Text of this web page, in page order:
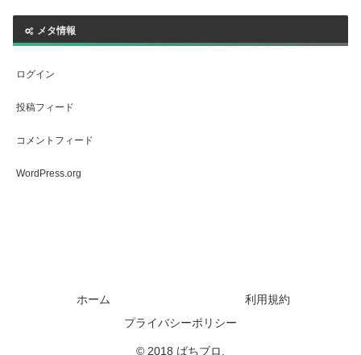
メタ情報
ログイン
投稿フィード
コメントフィード
WordPress.org
ホーム
利用規約
プライバシーポリシー
© 2018 ばちブロ.